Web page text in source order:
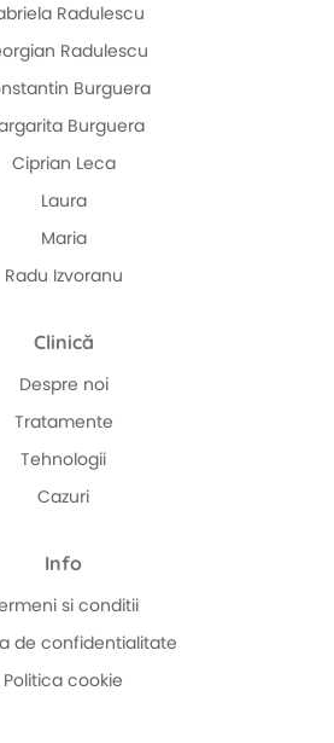
Radulescu
Radulescu
Burguera
Burguera
Ciprian Leca
Laura
Maria
Radu Izvoranu
Clinică
Despre noi
Tratamente
Tehnologii
Cazuri
Info
si conditii
de confidentialitate
Politica cookie